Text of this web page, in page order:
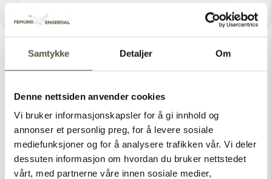
Samtykke Detaljer Om
Denne nettsiden anvender cookies
Vi bruker informasjonskapsler for å gi innhold og
annonser et personlig preg, for å levere sosiale
mediefunksjoner og for å analysere trafikken vår. Vi deler
dessuten informasjon om hvordan du bruker nettstedet
vårt, med partnerne våre innen sosiale medier,
Latest Posts
Categories